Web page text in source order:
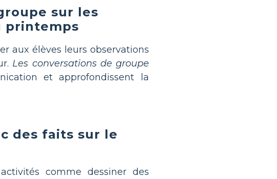
sur les
printemps
aux élèves leurs observations
Les conversations de groupe
et approfondissent la
des faits sur le
comme dessiner des